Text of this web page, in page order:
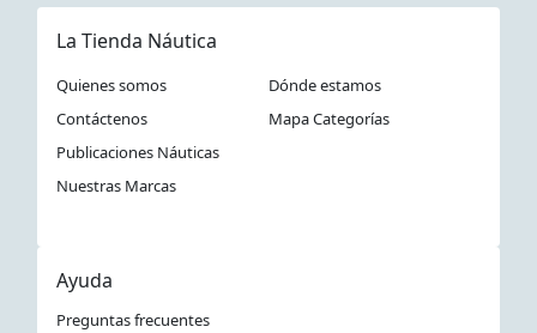
La Tienda Náutica
Quienes somos
Dónde estamos
Contáctenos
Mapa Categorías
Publicaciones Náuticas
Nuestras Marcas
Ayuda
Preguntas frecuentes